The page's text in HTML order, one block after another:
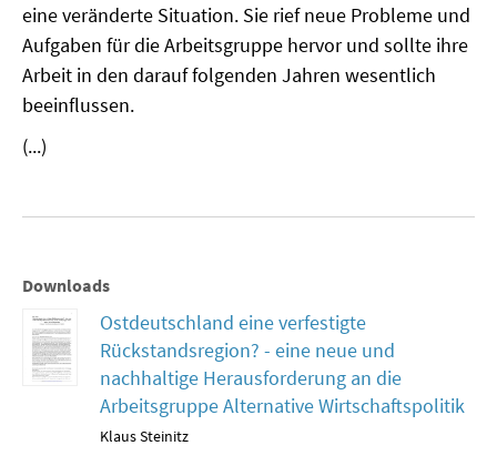
SOMMERSCHULE 2022
SOMMERSCHULE 2021
SOMMERSCHULE 2017
SOMMERSCHULE 2016
SOMMERSCHULE 2015
SOMMERSCHULE 2014
eine veränderte Situation. Sie rief neue Probleme und
Aufgaben für die Arbeitsgruppe hervor und sollte ihre
Arbeit in den darauf folgenden Jahren wesentlich
beeinflussen.
(...)
Downloads
Ostdeutschland eine verfestigte
Rückstandsregion? - eine neue und
nachhaltige Herausforderung an die
Arbeitsgruppe Alternative Wirtschaftspolitik
Klaus Steinitz